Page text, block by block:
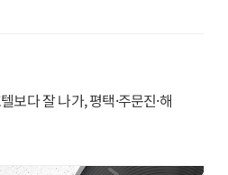
보다 잘 나가, 평택·주문진·해